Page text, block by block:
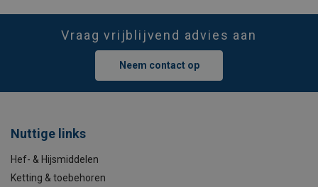
Vraag vrijblijvend advies aan
Neem contact op
Nuttige links
Hef- & Hijsmiddelen
Ketting & toebehoren